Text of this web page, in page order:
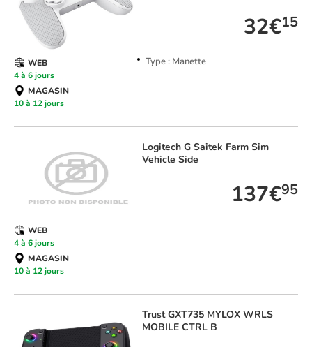
32€15
Type : Manette
WEB
4 à 6 jours
MAGASIN
10 à 12 jours
Logitech G Saitek Farm Sim
Vehicle Side
137€95
WEB
4 à 6 jours
MAGASIN
10 à 12 jours
TrustGXT735 MYLOX WRLS
MOBILE CTRL B